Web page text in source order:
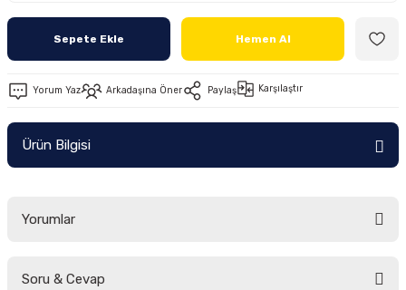
Sepete Ekle Hemen Al
Yorum Yaz Arkadaşına Öner Paylaş Karşılaştır
Ürün Bilgisi
Yorumlar
Soru & Cevap